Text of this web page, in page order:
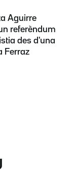
Aguirre
referèndum
des d'una
Ferraz